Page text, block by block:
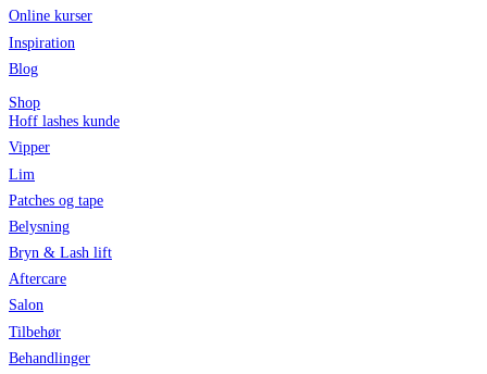
Online kurser
Inspiration
Blog
Shop
Hoff lashes kunde
Vipper
Lim
Patches og tape
Belysning
Bryn & Lash lift
Aftercare
Salon
Tilbehør
Behandlinger